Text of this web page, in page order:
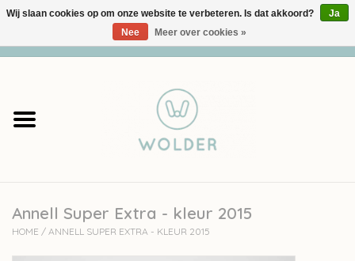
Garens
Accessoires
workshops
Annell Super Extra - kleur 2015
HOME / ANNELL SUPER EXTRA - KLEUR 2015
Wij slaan cookies op om onze website te verbeteren. Is dat akkoord?
Ja
Nee
Meer over cookies »